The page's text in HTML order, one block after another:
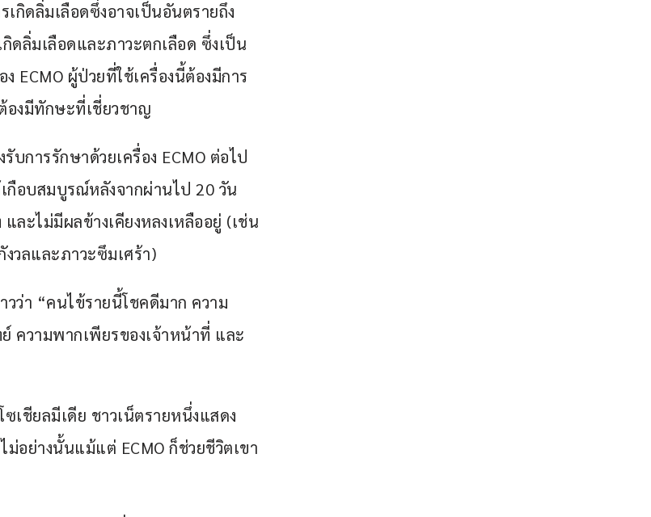
กิดลิ่มเลือดซึ่งอาจเป็นอันตรายถึง
ลิ่มเลือดและภาวะตกเลือด ซึ่งเป็น
ECMO ผู้ป่วยที่ใช้เครื่องนี้ต้องมีการ
องมีทักษะที่เชี่ยวชาญ
บการรักษาด้วยเครื่อง ECMO ต่อไป
กือบสมบูรณ์หลังจากผ่านไป 20 วัน
ละไม่มีผลข้างเคียงหลงเหลืออยู่ (เช่น
วลและภาวะซึมเศร้า)
ว่า “คนไข้รายนี้โชคดีมาก ความ
ความพากเพียรของเจ้าหน้าที่ และ
เชียลมีเดีย ชาวเน็ตรายหนึ่งแสดง
อย่างนั้นแม้แต่ ECMO ก็ช่วยชีวิตเขา